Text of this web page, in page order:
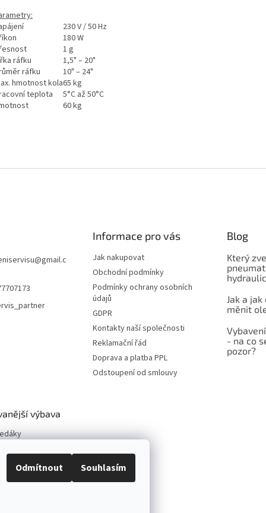
Odmítnout Souhlasím
ráfku
ráfku
hmotnost kola
teplota
230 V / 50 Hz
180 W
1 g
1,5" – 20"
10" – 24"
65 kg
5°C až 50°C
60 kg
@gmail.c
Informace pro vás
Jak nakupovat
Obchodní podmínky
Podmínky ochrany osobních
údajů
GDPR
Kontakty naší společnosti
Reklamační řád
Doprava a platba PPL
Odstoupení od smlouvy
Blog
Který
Jak a
měnit
- na co
pozor?
výbava
zvedáky